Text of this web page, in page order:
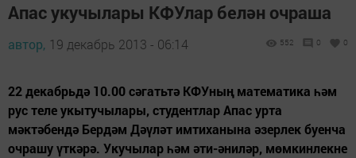
Апас укучылары КФУлар белән очраша
автор, 19 декабрь 2013 - 06:14 552 0 0
22 декабрьдә 10.00 сәгатьтә КФУның математика һәм
рус теле укытучылары, студентлар Апас урта
мәктәбендә Бердәм Дәүләт имтиханына әзерлек буенча
очрашу үткәрә. Укучылар һәм әти-әниләр, мөмкинлекне